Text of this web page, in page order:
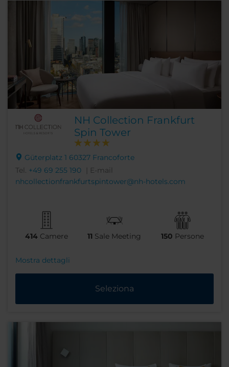
NH Collection Frankfurt
Spin Tower
Güterplatz 1 60327 Francoforte
Tel. +49 69 255 190
| E-mail
nhcollectionfrankfurtspintower@nh-hotels.com
414 Camere 11 Sale Meeting 150 Persone
Mostra dettagli
Seleziona